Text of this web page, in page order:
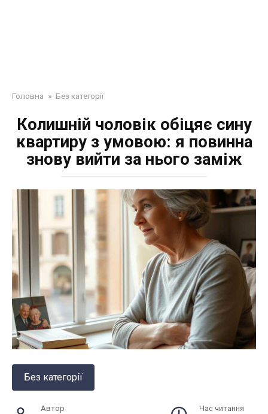
Головна » Без категорії
Колишній чоловік обіцяє сину
квартиру з умовою: я повинна
знову вийти за нього заміж
Без категорії
Автор Час читання